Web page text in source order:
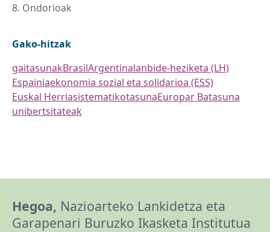
8. Ondorioak
Gako-hitzak
gaitasunakBrasilArgentinalanbide-heziketa (LH)
Espainiaekonomia sozial eta solidarioa (ESS)
Euskal HerriasistematikotasunaEuropar Batasuna
unibertsitateak
Hegoa, Nazioarteko Lankidetza eta
Garapenari Buruzko Ikasketa Institutua